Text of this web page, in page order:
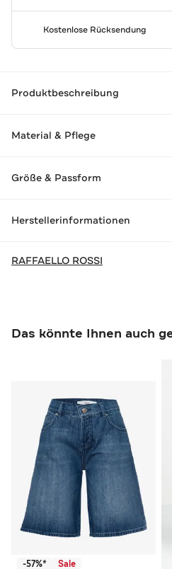
Kostenlose Rücksendung
Produktbeschreibung
Material & Pflege
Größe & Passform
Herstellerinformationen
RAFFAELLO ROSSI
Das könnte Ihnen auch
-57%* Sale